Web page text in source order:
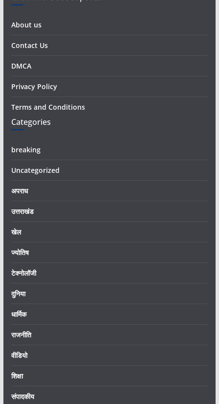
About us
Contact Us
DMCA
Privacy Policy
Terms and Conditions
Categories
breaking
Uncategorized
अपराध
उत्तराखंड
खेल
ज्योतिष
टेक्नोलॉजी
दुनिया
धार्मिक
राजनीति
वीडियो
शिक्षा
संपादकीय